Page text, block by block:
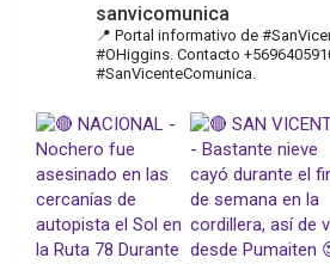
sanvicomunica
📍 Portal informativo de
#OHiggins. Contacto
#SanVicenteComunica.